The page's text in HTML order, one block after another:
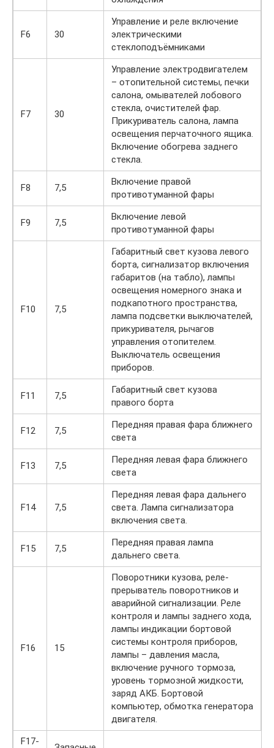
F6 30
Управление и реле включение
электрическими
стеклоподъёмниками
F7 30
Управление электродвигателем
– отопительной системы, печки
салона, омывателей лобового
стекла, очистителей фар.
Прикуриватель салона, лампа
освещения перчаточного ящика.
Включение обогрева заднего
стекла.
F8 7,5
Включение правой
противотуманной фары
F9 7,5
Включение левой
противотуманной фары
F10 7,5
Габаритный свет кузова левого
борта, сигнализатор включения
габаритов (на табло), лампы
освещения номерного знака и
подкапотного пространства,
лампа подсветки выключателей,
прикуривателя, рычагов
управления отопителем.
Выключатель освещения
приборов.
F11 7,5
Габаритный свет кузова
правого борта
F12 7,5
Передняя правая фара ближнего
света
F13 7,5
Передняя левая фара ближнего
света
F14 7,5
Передняя левая фара дальнего
света. Лампа сигнализатора
включения света.
F15 7,5
Передняя правая лампа
дальнего света.
F16 15
Поворотники кузова, реле-
прерыватель поворотников и
аварийной сигнализации. Реле
контроля и лампы заднего хода,
лампы индикации бортовой
системы контроля приборов,
лампы – давления масла,
включение ручного тормоза,
уровень тормозной жидкости,
заряд АКБ. Бортовой
компьютер, обмотка генератора
двигателя.
F17-